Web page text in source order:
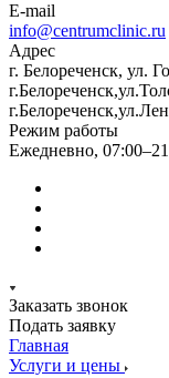
E-mail
info@centrumclinic.ru
Адрес
г. Белореченск, ул.
Режим работы
Ежедневно,
Заказать звонок
Подать заявку
Главная
Услуги и цены